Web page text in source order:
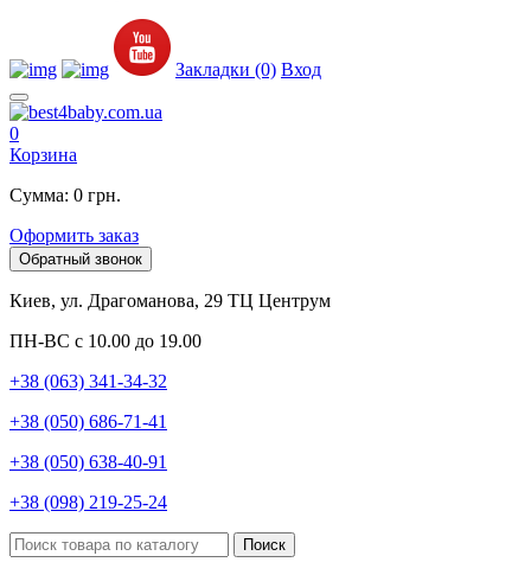
Закладки (0) Вход
0
Корзина
Сумма: 0 грн.
Оформить заказ
Обратный звонок
Киев, ул. Драгоманова, 29 ТЦ Центрум
ПН-ВС с 10.00 до 19.00
+38 (063) 341-34-32
+38 (050) 686-71-41
+38 (050) 638-40-91
+38 (098) 219-25-24
Поиск